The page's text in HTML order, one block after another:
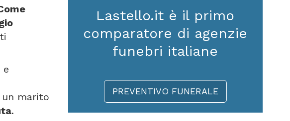
e
un marito
.
Lastello.it è il primo
comparatore di agenzie
funebri italiane
PREVENTIVO FUNERALE